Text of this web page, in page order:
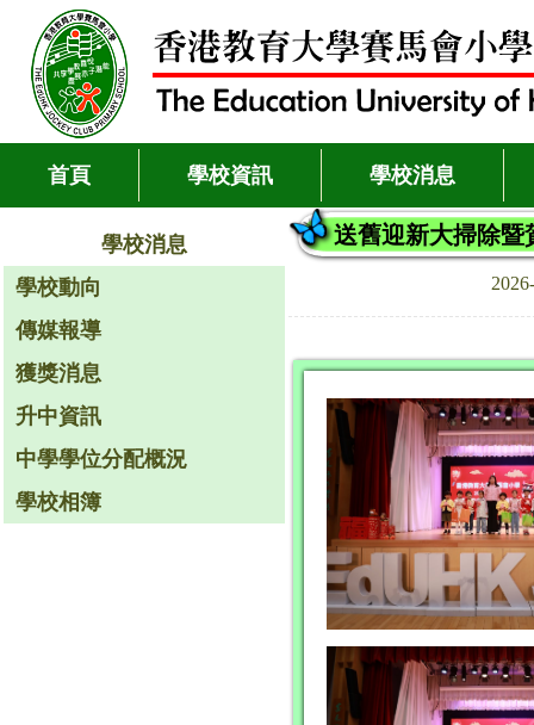
首頁 學校資訊 學校消息
學校消息
學校動向
傳媒報導
獲獎消息
升中資訊
中學學位分配概況
學校相簿
送舊迎新大掃除暨